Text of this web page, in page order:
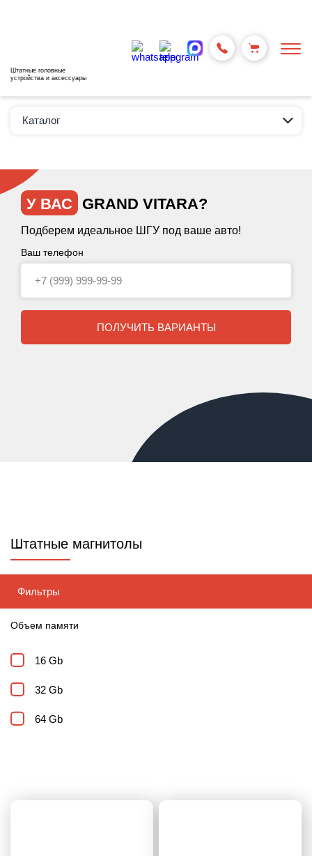
Штатные головные
устройства и аксессуары
Каталог
У ВАС GRAND VITARA?
Подберем идеальное ШГУ под ваше авто!
Ваш телефон
ПОЛУЧИТЬ ВАРИАНТЫ
Штатные магнитолы
Фильтры
Объем памяти
16 Gb
32 Gb
64 Gb